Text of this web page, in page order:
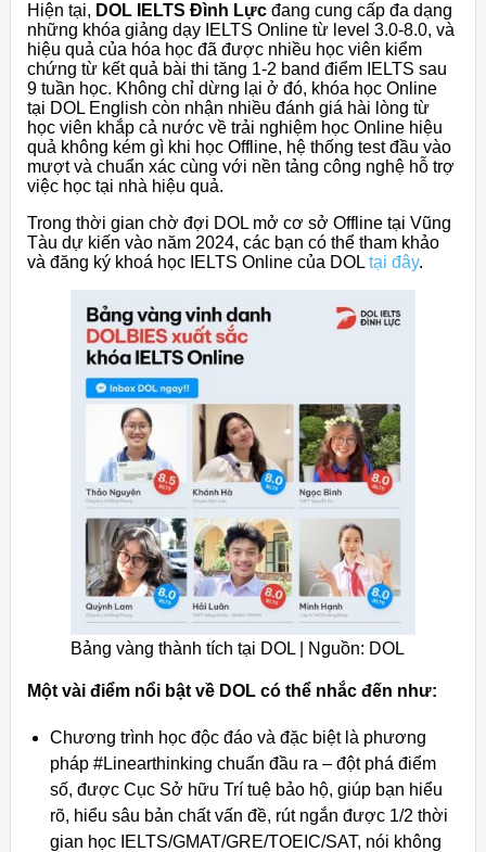
Hiện tại, DOL IELTS Đình Lực đang cung cấp đa dạng
những khóa giảng dạy IELTS Online từ level 3.0-8.0, và
hiệu quả của hóa học đã được nhiều học viên kiểm
chứng từ kết quả bài thi tăng 1-2 band điểm IELTS sau
9 tuần học. Không chỉ dừng lại ở đó, khóa học Online
tại DOL English còn nhận nhiều đánh giá hài lòng từ
học viên khắp cả nước về trải nghiệm học Online hiệu
quả không kém gì khi học Offline, hệ thống test đầu vào
mượt và chuẩn xác cùng với nền tảng công nghệ hỗ trợ
việc học tại nhà hiệu quả.
Trong thời gian chờ đợi DOL mở cơ sở Offline tại Vũng
Tàu dự kiến vào năm 2024, các bạn có thể tham khảo
và đăng ký khoá học IELTS Online của DOL tại đây.
Bảng vàng thành tích tại DOL | Nguồn: DOL
Một vài điểm nổi bật về DOL có thể nhắc đến như:
Chương trình học độc đáo và đặc biệt là phương
pháp #Linearthinking chuẩn đầu ra – đột phá điểm
số, được Cục Sở hữu Trí tuệ bảo hộ, giúp bạn hiểu
rõ, hiểu sâu bản chất vấn đề, rút ngắn được 1/2 thời
gian học IELTS/GMAT/GRE/TOEIC/SAT, nói không